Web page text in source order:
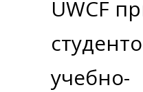
UWCF
учебно-